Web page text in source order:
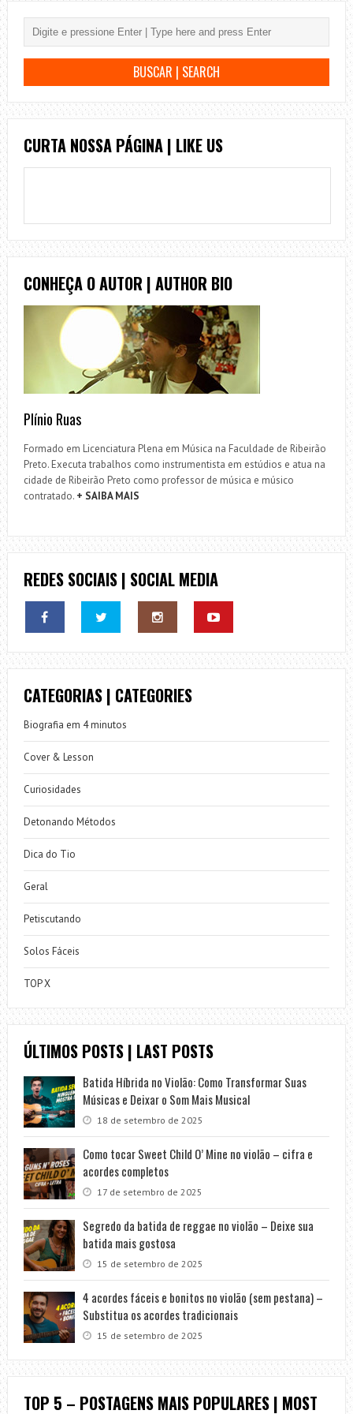
CURTA NOSSA PÁGINA | LIKE US
CONHEÇA O AUTOR | AUTHOR BIO
Plínio Ruas
Formado em Licenciatura Plena em Música na Faculdade de Ribeirão
Preto. Executa trabalhos como instrumentista em estúdios e atua na
cidade de Ribeirão Preto como professor de música e músico
contratado. + SAIBA MAIS
REDES SOCIAIS | SOCIAL MEDIA
CATEGORIAS | CATEGORIES
Biografia em 4 minutos
Cover & Lesson
Curiosidades
Detonando Métodos
Dica do Tio
Geral
Petiscutando
Solos Fáceis
TOP X
ÚLTIMOS POSTS | LAST POSTS
Batida Híbrida no Violão: Como Transformar Suas
Músicas e Deixar o Som Mais Musical
18 de setembro de 2025
Como tocar Sweet Child O’ Mine no violão – cifra e
acordes completos
17 de setembro de 2025
Segredo da batida de reggae no violão – Deixe sua
batida mais gostosa
15 de setembro de 2025
4 acordes fáceis e bonitos no violão (sem pestana) –
Substitua os acordes tradicionais
15 de setembro de 2025
TOP 5 – POSTAGENS MAIS POPULARES | MOST